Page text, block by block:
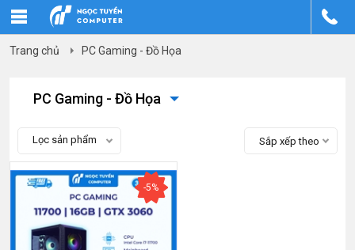
Trang chủ PC Gaming - Đồ Họa
PC Gaming - Đồ Họa
Lọc sản phẩm Sắp xếp theo
-5%